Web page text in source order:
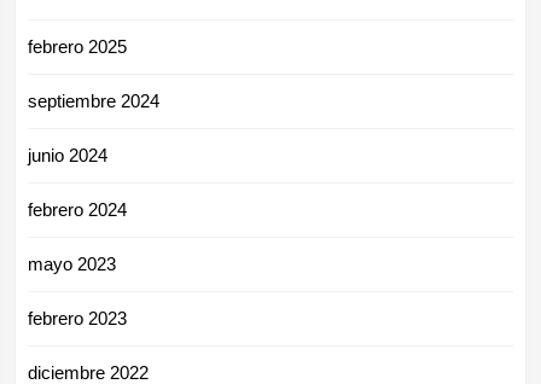
febrero 2025
septiembre 2024
junio 2024
febrero 2024
mayo 2023
febrero 2023
diciembre 2022